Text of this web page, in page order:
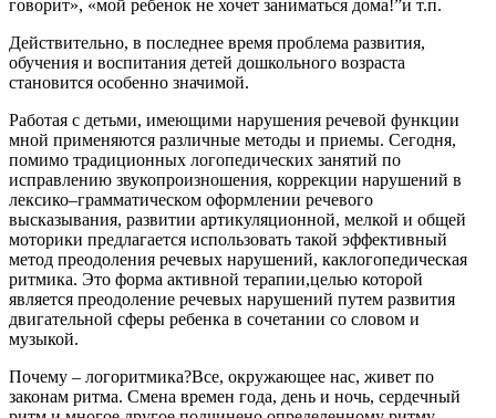
говорит», «мой ребенок не хочет заниматься дома!”и т.п.
Действительно, в последнее время проблема развития,
обучения и воспитания детей дошкольного возраста
становится особенно значимой.
Работая с детьми, имеющими нарушения речевой функции
мной применяются различные методы и приемы. Сегодня,
помимо традиционных логопедических занятий по
исправлению звукопроизношения, коррекции нарушений в
лексико–грамматическом оформлении речевого
высказывания, развитии артикуляционной, мелкой и общей
моторики предлагается использовать такой эффективный
метод преодоления речевых нарушений, каклогопедическая
ритмика. Это форма активной терапии,целью которой
является преодоление речевых нарушений путем развития
двигательной сферы ребенка в сочетании со словом и
музыкой.
Почему – логоритмика?Все, окружающее нас, живет по
законам ритма. Смена времен года, день и ночь, сердечный